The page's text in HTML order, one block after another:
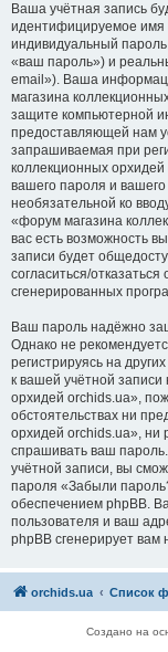
Ваша учётная запись
идентифицируемое имя
индивидуальный
«ваш пароль») и
email»). Ваша
магазина
защите компьютерной
предоставляющей нам
запрашиваемая при
коллекционных
вашего пароля и
необязательной ко
«форум магазина
вас есть возможность
записи будет
согласиться/
сгенерированных
Ваш пароль надёжно
Однако не
регистрируясь на
к вашей учётной
орхидей orchids.ua»,
обстоятельствах ни
орхидей orchids.ua», ни
спрашивать ваш
учётной записи, вы
пароля «Забыли
обеспечением phpBB.
пользователя и ваш
phpBB сгенерирует
orchids.ua Список
Создано на